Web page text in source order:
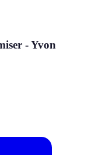
- Yvon